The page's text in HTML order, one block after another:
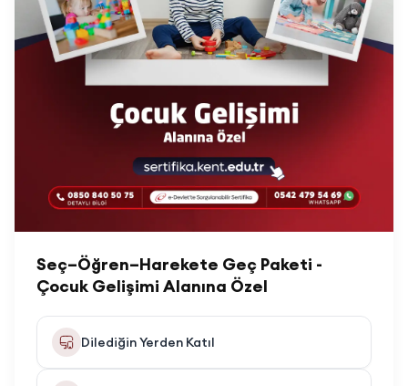
Seç–Öğren–Harekete Geç Paketi -
Çocuk Gelişimi Alanına Özel
Dilediğin Yerden Katıl